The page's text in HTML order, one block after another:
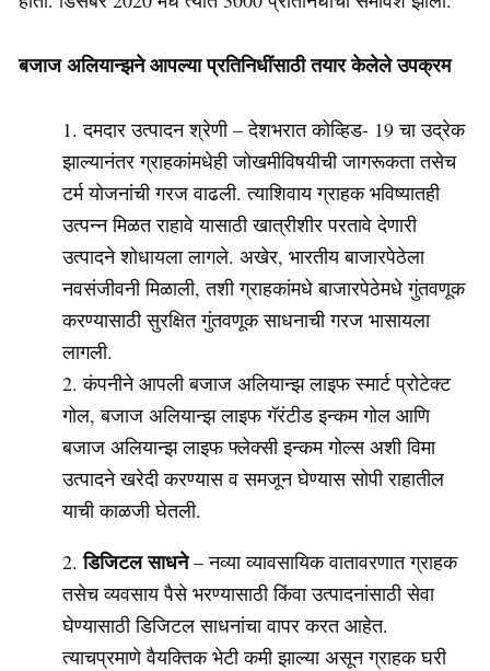
बजाज अलियान्झने आपल्या प्रतिनिधींसाठी तयार केलेले उपक्रम
दमदार उत्पादन श्रेणी – देशभरात कोव्हिड- 19 चा उद्रेक
झाल्यानंतर ग्राहकांमधेही जोखमीविषयीची जागरूकता तसेच
टर्म योजनांची गरज वाढली. त्याशिवाय ग्राहक भविष्यातही
उत्पन्न मिळत राहावे यासाठी खात्रीशीर परतावे देणारी
उत्पादने शोधायला लागले. अखेर, भारतीय बाजारपेठेला
नवसंजीवनी मिळाली, तशी ग्राहकांमधे बाजारपेठेमधे गुंतवणूक
करण्यासाठी सुरक्षित गुंतवणूक साधनाची गरज भासायला
लागली.
कंपनीने आपली बजाज अलियान्झ लाइफ स्मार्ट प्रोटेक्ट
गोल, बजाज अलियान्झ लाइफ गॅरंटीड इन्कम गोल आणि
बजाज अलियान्झ लाइफ फ्लेक्सी इन्कम गोल्स अशी विमा
उत्पादने खरेदी करण्यास व समजून घेण्यास सोपी राहातील
याची काळजी घेतली.
डिजिटल साधने– नव्या व्यावसायिक वातावरणात ग्राहक
तसेच व्यवसाय पैसे भरण्यासाठी किंवा उत्पादनांसाठी सेवा
घेण्यासाठी डिजिटल साधनांचा वापर करत आहेत.
त्याचप्रमाणे वैयक्तिक भेटी कमी झाल्या असून ग्राहक घरी